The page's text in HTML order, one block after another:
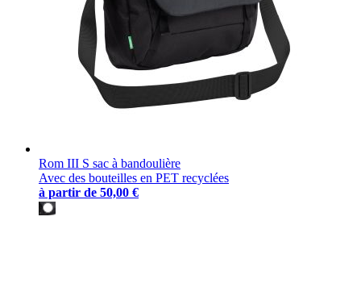
Rom III S sac à bandoulière
Avec des bouteilles en PET recyclées
à partir de 50,00 €